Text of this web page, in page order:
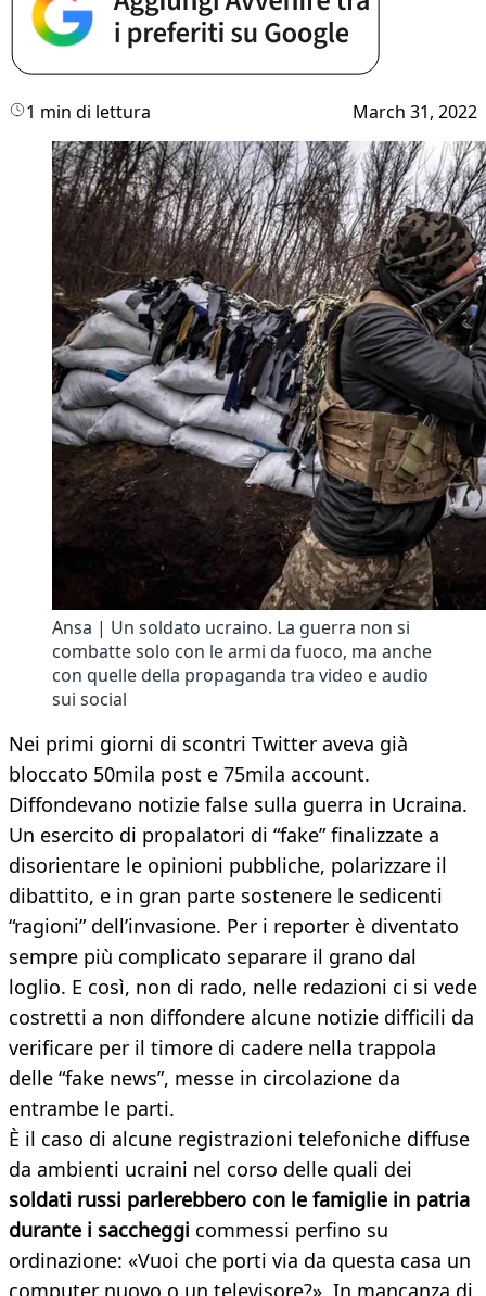
1 min di lettura March 31, 2022
Ansa | Un soldato ucraino. La guerra non si
combatte solo con le armi da fuoco, ma anche
con quelle della propaganda tra video e audio
sui social
Nei primi giorni di scontri Twitter aveva già
bloccato 50mila post e 75mila account.
Diffondevano notizie false sulla guerra in Ucraina.
Un esercito di propalatori di “fake” finalizzate a
disorientare le opinioni pubbliche, polarizzare il
dibattito, e in gran parte sostenere le sedicenti
“ragioni” dell’invasione. Per i reporter è diventato
sempre più complicato separare il grano dal
loglio. E così, non di rado, nelle redazioni ci si vede
costretti a non diffondere alcune notizie difficili da
verificare per il timore di cadere nella trappola
delle “fake news”, messe in circolazione da
entrambe le parti.
È il caso di alcune registrazioni telefoniche diffuse
da ambienti ucraini nel corso delle quali dei
soldati russi parlerebbero con le famiglie in patria
durante i saccheggi commessi perfino su
ordinazione: «Vuoi che porti via da questa casa un
computer nuovo o un televisore?». In mancanza di